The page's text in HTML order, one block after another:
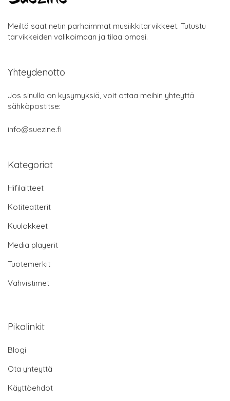
Meiltä saat netin parhaimmat musiikkitarvikkeet. Tutustu
tarvikkeiden valikoimaan ja tilaa omasi.
Yhteydenotto
Jos sinulla on kysymyksiä, voit ottaa meihin yhteyttä
sähköpostitse:
info@suezine.fi
Kategoriat
Hifilaitteet
Kotiteatterit
Kuulokkeet
Media playerit
Tuotemerkit
Vahvistimet
Pikalinkit
Blogi
Ota yhteyttä
Käyttöehdot